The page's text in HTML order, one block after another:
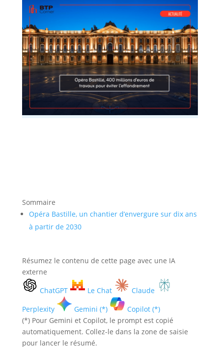
Sommaire
Opéra Bastille, un chantier d’envergure sur dix ans
à partir de 2030
Résumez le contenu de cette page avec une IA
externe
ChatGPT
Le Chat
Claude
Perplexity
Gemini (*)
Copilot (*)
(*) Pour Gemini et Copilot, le prompt est copié
automatiquement. Collez-le dans la zone de saisie
pour lancer le résumé.